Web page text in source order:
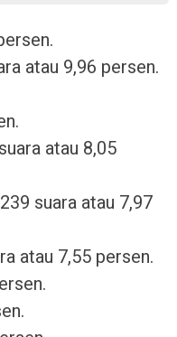
atau 9,96 persen.
atau 8,05
suara atau 7,97
atau 7,55 persen.